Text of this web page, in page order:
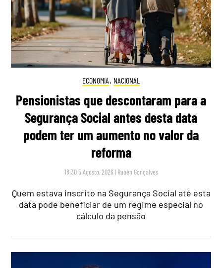
ECONOMIA , NACIONAL
Pensionistas que descontaram para a
Segurança Social antes desta data
podem ter um aumento no valor da
reforma
18:30 5 Agosto, 2026 | Rubén Gonçalves
Quem estava inscrito na Segurança Social até esta
data pode beneficiar de um regime especial no
cálculo da pensão